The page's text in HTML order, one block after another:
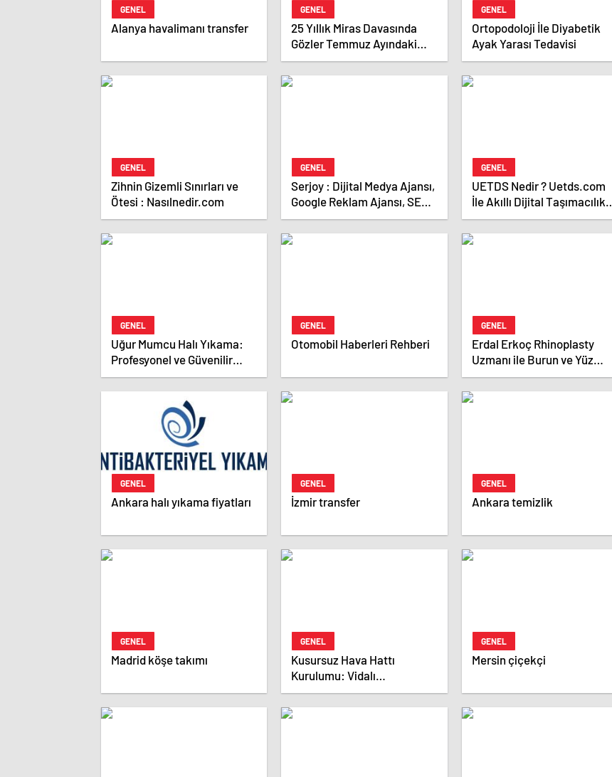
GENEL
Alanya havalimanı transfer
GENEL
25 Yıllık Miras Davasında
Gözler Temmuz Ayındaki
Karar Duruşmasına Çevrildi
GENEL
Ortopodoloji İle Diyabetik
Ayak Yarası Tedavisi
GENEL
Zihnin Gizemli Sınırları ve
Ötesi : Nasılnedir.com
GENEL
Serjoy : Dijital Medya Ajansı,
Google Reklam Ajansı, SEO
Ajansı ve Web Tasarım
Ajansı
GENEL
UETDS Nedir ? Uetds.com
İle Akıllı Dijital Taşımacılık
Yazılımı
GENEL
Uğur Mumcu Halı Yıkama:
Profesyonel ve Güvenilir
Hizmet
GENEL
Otomobil Haberleri Rehberi
GENEL
Erdal Erkoç Rhinoplasty
Uzmanı ile Burun ve Yüz
Estetiğinde Uzman
Dokunuşlar
GENEL
Ankara halı yıkama fiyatları
GENEL
İzmir transfer
GENEL
Ankara temizlik
GENEL
Madrid köşe takımı
GENEL
Kusursuz Hava Hattı
Kurulumu: Vidalı
Kompresörden Tabancaya
Tam Performans
GENEL
Mersin çiçekçi